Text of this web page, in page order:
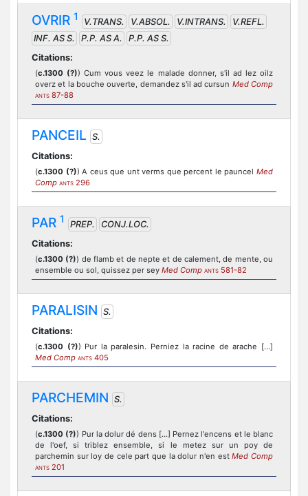
OVRIR 1 V.TRANS. V.ABSOL. V.INTRANS.
V.REFL.
INF. AS S.
P.P. AS A.
P.P. AS S.
Citations:
(c.1300 (?)) Cum vous veez le malade donner, s'il ad lez oilz
overz et la bouche ouverte, demandez s'il ad cursun Med Comp
ANTS 87-88
PANCEIL S.
Citations:
(c.1300 (?)) A ceus que unt verms que percent le pauncelMed
Comp ANTS 296
PAR 1 PREP.
CONJ.LOC.
Citations:
(c.1300 (?)) de flamb et de nepte et de calement, de mente, ou
ensemble ou sol, quissez per sey Med Comp ANTS 581-82
PARALISIN S.
Citations:
(c.1300 (?)) Pur la paralesin. Perniez la racine de arache [...]
Med Comp ANTS 405
PARCHEMIN S.
Citations:
(c.1300 (?)) Pur la dolur dé dens [...] Pernez l'encens et le blanc
de l'oef, si triblez ensemble, si le metez sur un poy de
parchemin sur loy de cele part que la dolur n'en estMed Comp
ANTS 201